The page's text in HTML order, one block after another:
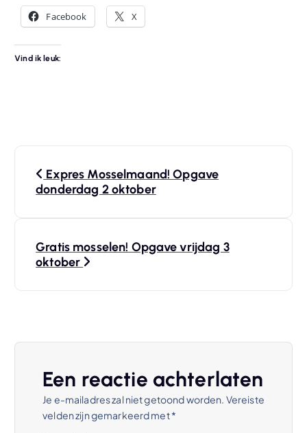
Facebook X
Vind ik leuk:
Expres Mosselmaand! Opgave
donderdag 2 oktober
Gratis mosselen! Opgave vrijdag 3
oktober
Een reactie achterlaten
Je e-mailadres zal niet getoond worden. Vereiste
velden zijn gemarkeerd met*